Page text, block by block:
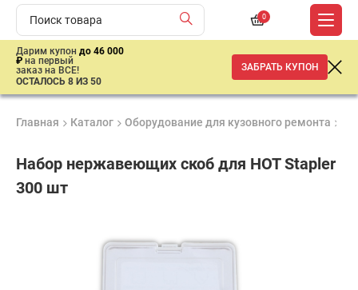
0
Дарим купон до 46 000
₽ на первый
заказ на ВСЕ!
ОСТАЛОСЬ 8 ИЗ 50
ЗАБРАТЬ КУПОН
Главная Каталог Оборудование для кузовного ремонта
Набор нержавеющих скоб для HOT Stapler
300 шт
сертифицирована
до 3 лет